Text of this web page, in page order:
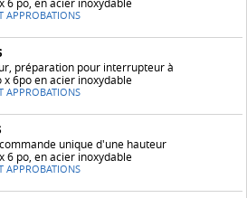
APPROBATIONS
préparation pour interrupteur à
x 6po en acier inoxydable
APPROBATIONS
unique d'une hauteur
6 po, en acier inoxydable
APPROBATIONS